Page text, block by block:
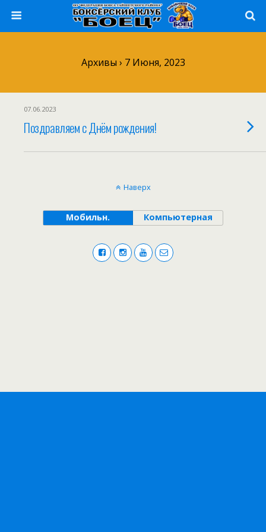
Архивы › 7 Июня, 2023
07.06.2023
Поздравляем с Днём рождения!
Наверх
Мобильн. Компьютерная